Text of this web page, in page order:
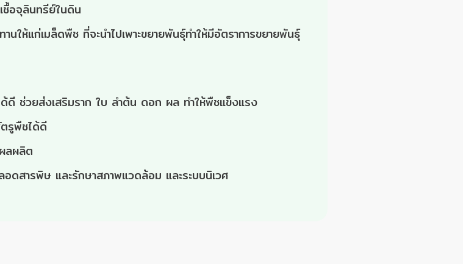
ชื้อจุลินทรีย์ในดิน
นให้แก่เมล็ดพืช ที่จะนำไปเพาะขยายพันธุ์ทำให้มีอัตราการขยายพันธุ์
ดี ช่วยส่งเสริมราก ใบ ลำต้น ดอก ผล ทำให้พืชแข็งแรง
ตรูพืชได้ดี
ลผลิต
สารพิษ และรักษาสภาพแวดล้อม และระบบนิเวศ